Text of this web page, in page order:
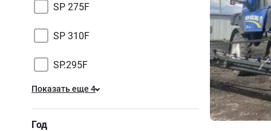
SP 275F
SP 310F
SP.295F
Показать еще 4
Год